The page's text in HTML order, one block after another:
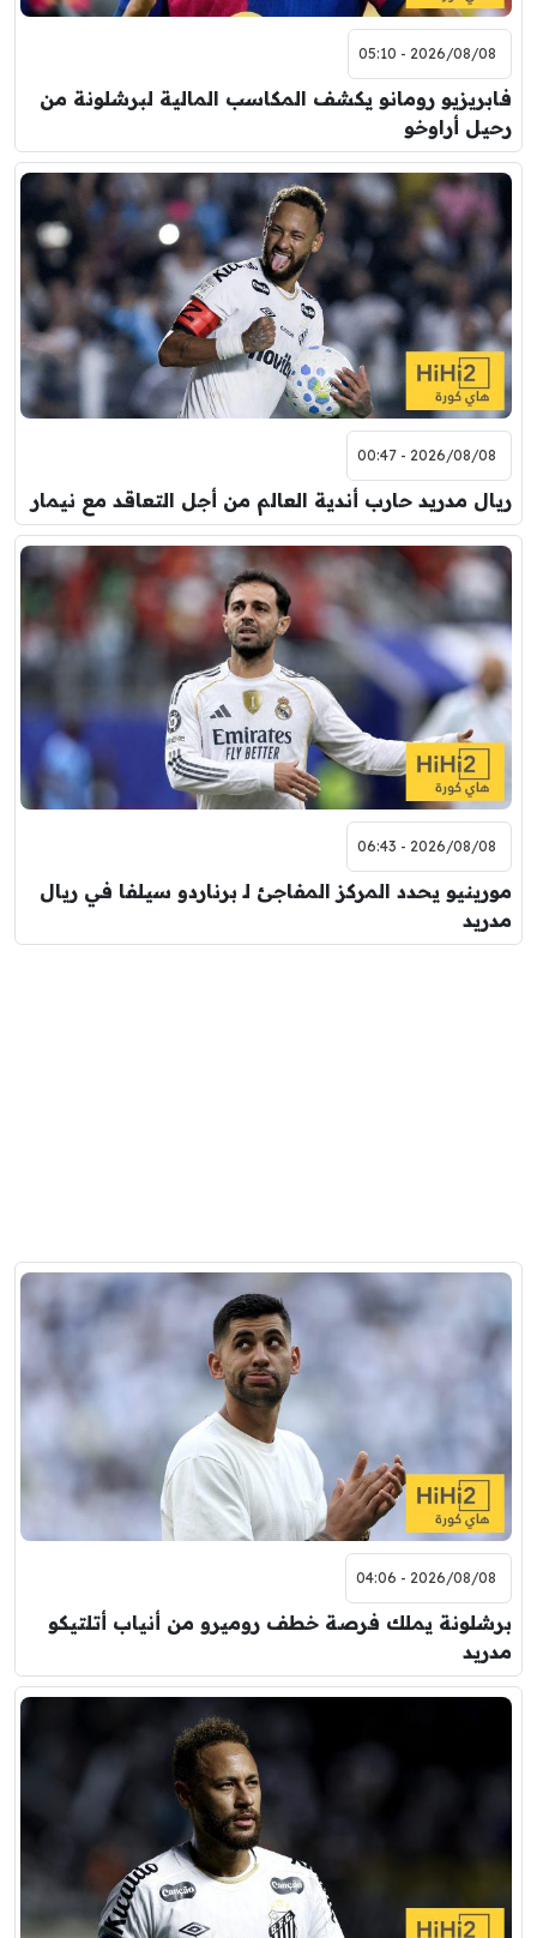
2026/08/08 - 05:10
فابريزيو رومانو يكشف المكاسب المالية لبرشلونة من
رحيل أراوخو
2026/08/08 - 00:47
ريال مدريد حارب أندية العالم من أجل التعاقد مع نيمار
2026/08/08 - 06:43
مورينيو يحدد المركز المفاجئ لـ برناردو سيلفا في ريال
مدريد
2026/08/08 - 04:06
برشلونة يملك فرصة خطف روميرو من أنياب أتلتيكو
مدريد